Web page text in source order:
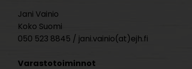
Jani Vainio
Koko Suomi
050 523 8845 / jani.vainio(at)ejh.fi
Varastotoiminnot